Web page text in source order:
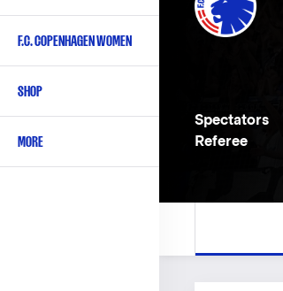
F.C. COPENHAGEN WOMEN
SHOP
MORE
Spectators
Referee